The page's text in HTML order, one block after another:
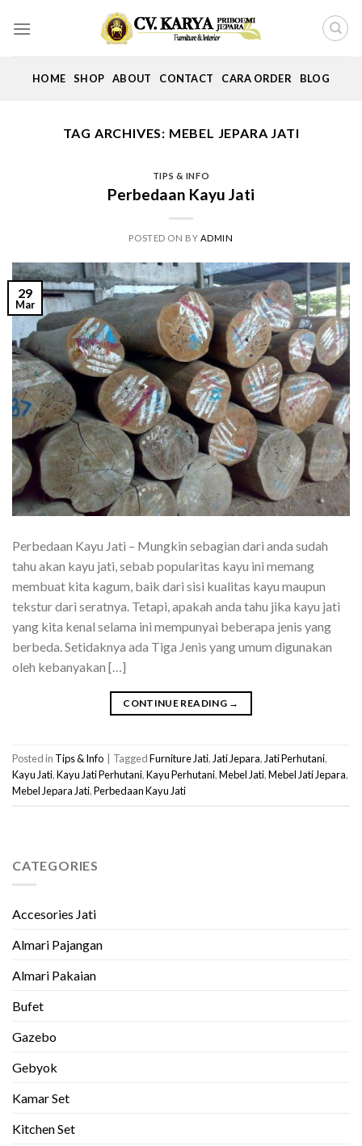
HOME SHOP ABOUT CONTACT CARA ORDER BLOG
TAG ARCHIVES: MEBEL JEPARA JATI
TIPS & INFO
Perbedaan Kayu Jati
POSTED ON BY ADMIN
29
Mar
Perbedaan Kayu Jati – Mungkin sebagian dari anda sudah
tahu akan kayu jati, sebab popularitas kayu ini memang
membuat kita kagum, baik dari sisi kualitas kayu maupun
tekstur dari seratnya. Tetapi, apakah anda tahu jika kayu jati
yang kita kenal selama ini mempunyai beberapa jenis yang
berbeda. Setidaknya ada Tiga Jenis yang umum digunakan
oleh kebanyakan […]
CONTINUE READING →
Posted in Tips & Info TaggedFurniture Jati, Jati Jepara, Jati Perhutani,
Kayu Jati,Kayu Jati Perhutani,Kayu Perhutani,Mebel Jati,Mebel Jati Jepara,
Mebel Jepara Jati,Perbedaan Kayu Jati
CATEGORIES
Accesories Jati
Almari Pajangan
Almari Pakaian
Bufet
Gazebo
Gebyok
Kamar Set
Kitchen Set